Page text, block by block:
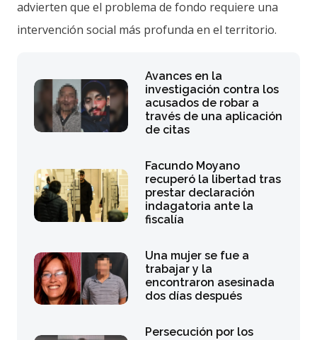
advierten que el problema de fondo requiere una
intervención social más profunda en el territorio.
Avances en la
investigación contra los
acusados de robar a
través de una aplicación
de citas
Facundo Moyano
recuperó la libertad tras
prestar declaración
indagatoria ante la
fiscalía
Una mujer se fue a
trabajar y la
encontraron asesinada
dos días después
Persecución por los